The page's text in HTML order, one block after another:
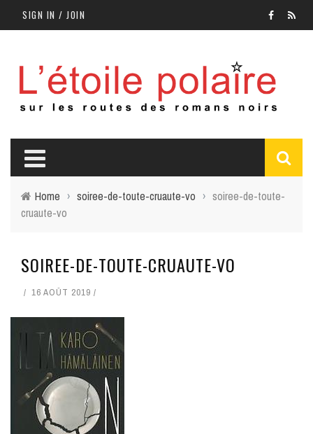
SIGN IN / JOIN
Home › soiree-de-toute-cruaute-vo › soiree-de-toute-
cruaute-vo
SOIREE-DE-TOUTE-CRUAUTE-VO
16 AOÛT 2019